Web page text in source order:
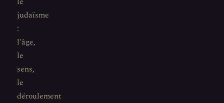
judaïsme
:
l'âge,
le
sens,
le
déroulement